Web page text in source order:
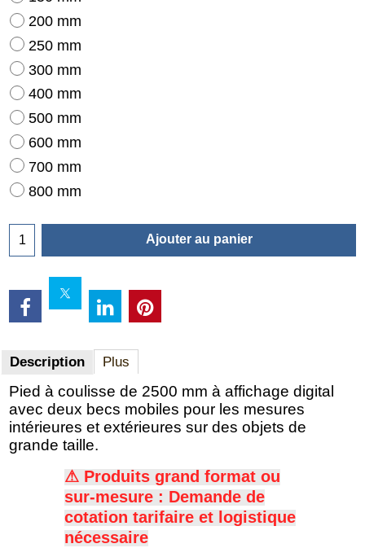
200 mm
250 mm
300 mm
400 mm
500 mm
600 mm
700 mm
800 mm
Ajouter au panier
Description Plus
Pied à coulisse de 2500 mm à affichage digital
avec deux becs mobiles pour les mesures
intérieures et extérieures sur des objets de
grande taille.
⚠ Produits grand format ou
sur-mesure : Demande de
cotation tarifaire et logistique
nécessaire